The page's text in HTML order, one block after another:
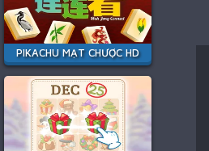
PIKACHU MẠT CHƯỢC HD